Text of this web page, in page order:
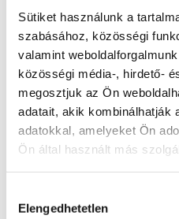
Sütiket használunk a
szabásához, közösségi
valamint
közösségi média-, hirdető-
megosztjuk az Ön
adatait, akik kombinálhatják
adatokkal, amelyeket Ön
Ön által használt más
kiválasztása
Elengedhetetlen
T200 RL